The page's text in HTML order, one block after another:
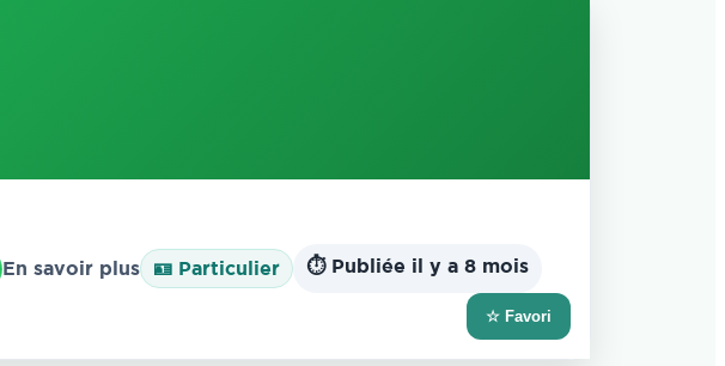
En savoir plus 🪪 Particulier ⏱️ Publiée il y a 8 mois
☆ Favori